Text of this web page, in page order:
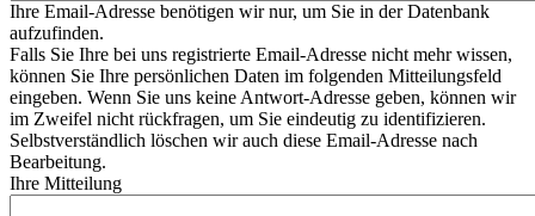
Ihre Email-Adresse benötigen wir nur, um Sie in der Datenbank
aufzufinden.
Falls Sie Ihre bei uns registrierte Email-Adresse nicht mehr wissen,
können Sie Ihre persönlichen Daten im folgenden Mitteilungsfeld
eingeben. Wenn Sie uns keine Antwort-Adresse geben, können wir
im Zweifel nicht rückfragen, um Sie eindeutig zu identifizieren.
Selbstverständlich löschen wir auch diese Email-Adresse nach
Bearbeitung.
Ihre Mitteilung